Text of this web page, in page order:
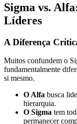
Sigma vs.
Líderes
A Diferença
Muitos confundem o
fundamentalmente
si mesmo.
O Alfa busca
hierarquia.
O Sigma tem
permanecer